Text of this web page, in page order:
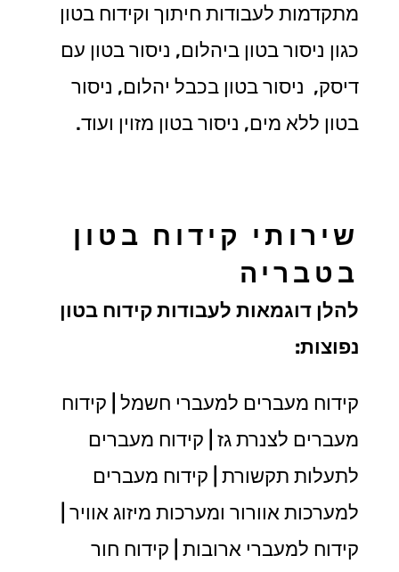
מתקדמות לעבודות חיתוך וקידוח בטון
כגון ניסור בטון ביהלום, ניסור בטון עם
דיסק, ניסור בטון בכבל יהלום, ניסור
בטון ללא מים, ניסור בטון מזוין ועוד.
שירותי קידוח בטון
בטבריה
להלן דוגמאות לעבודות קידוח בטון
נפוצות:
קידוח מעברים למעברי חשמל | קידוח
מעברים לצנרת גז | קידוח מעברים
לתעלות תקשורת | קידוח מעברים
למערכות אוורור ומערכות מיזוג אוויר |
קידוח למעברי ארובות | קידוח חור